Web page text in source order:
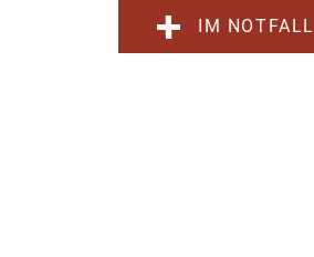
IM NOTFALL